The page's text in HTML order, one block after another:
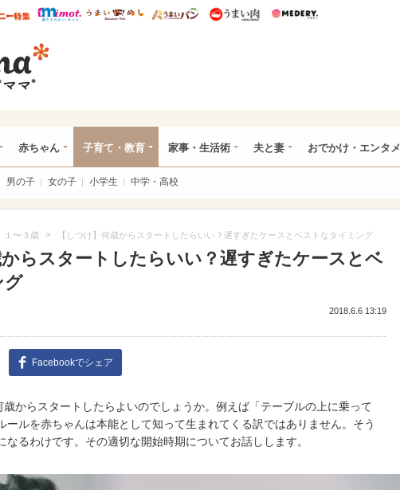
マ* ウレぴあ総研 ディズニー特集
mimot. うまいめし うまいパン うまい肉
赤ちゃん 子育て・教育 家事・生活術 夫と妻 おでかけ・エンタメ
男の子 女の子 小学生 中学・高校
１〜３歳 > 【しつけ】何歳からスタートしたらいい？遅すぎたケースとベストなタイミング
からスタートしたらいい？遅すぎたケースとベ
グ
2018.6.6 13:19
Facebookでシェア
歳からスタートしたらよいのでしょうか。例えば「テーブルの上に乗って
ールを赤ちゃんは本能として知って生まれてくる訳ではありません。そう
なるわけです。その適切な開始時期についてお話しします。